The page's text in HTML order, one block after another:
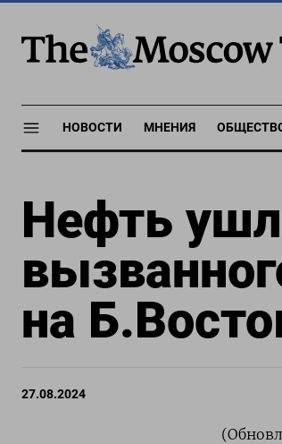
НОВОСТИ МНЕНИЯ
Нефть
на
27.08.2024